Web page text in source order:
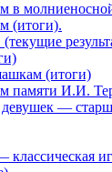
в
(итоги).
(итоги)
памяти И.И.
—